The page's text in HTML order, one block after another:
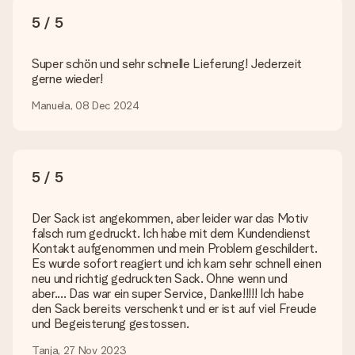
Was, wenn die von mir gewünschte Farbe oder eine andere
Suchst du ein spezielles Geschenk oder ein Geschenk in einer
bestimmten Farbe aber wirst auf unserer Seite nicht fündig?
Kontaktiere bitte unseren Kundenservice, dort wird dir gerne
weitergeholfen!
Geschenkkarte“ an. Klicke diese Option an, wenn du diese
weiß, von wem die Überraschung ist.
Wird mein Geschenk in Geschenkpapier geliefert?
Derzeit bieten wir (noch) keinen Einpackservice. Aber unsere
Geschenke werden in einer fröhlichen Versandverpackung
geliefert. Somit ist dein Geschenk automatisch zum
Verschenken bereit oder kann sofort an den Empfänger
geschickt werden.
5 / 5
Super schön und sehr schnelle Lieferung! Jederzeit
gerne wieder!
Manuela, 08 Dec 2024
5 / 5
Der Sack ist angekommen, aber leider war das Motiv
falsch rum gedruckt. Ich habe mit dem Kundendienst
Kontakt aufgenommen und mein Problem geschildert.
Es wurde sofort reagiert und ich kam sehr schnell einen
neu und richtig gedruckten Sack. Ohne wenn und
aber.... Das war ein super Service, Danke!!!!! Ich habe
den Sack bereits verschenkt und er ist auf viel Freude
und Begeisterung gestossen.
Tanja, 27 Nov 2023